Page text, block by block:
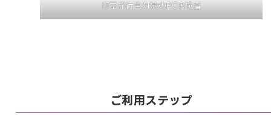
修学旅行生対象のPCR検査
ご利用ステップ